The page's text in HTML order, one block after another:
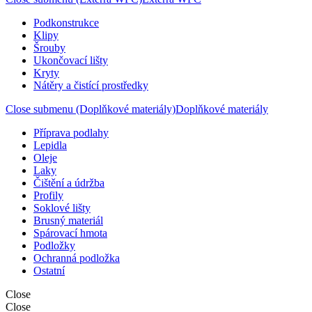
Podkonstrukce
Klipy
Šrouby
Ukončovací lišty
Kryty
Nátěry a čistící prostředky
Close submenu (Doplňkové materiály)Doplňkové materiály
Příprava podlahy
Lepidla
Oleje
Laky
Čištění a údržba
Profily
Soklové lišty
Brusný materiál
Spárovací hmota
Podložky
Ochranná podložka
Ostatní
Close
Close